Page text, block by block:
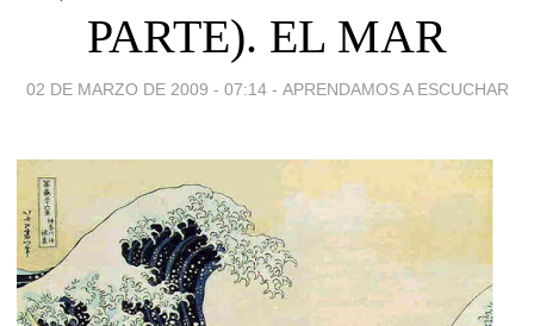
PARTE). EL MAR
02 DE MARZO DE 2009 - 07:14 - APRENDAMOS A ESCUCHAR